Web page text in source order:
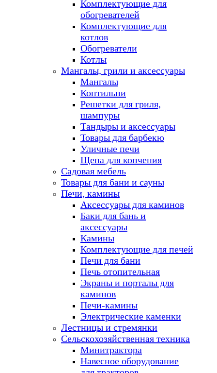
Комплектующие для
обогревателей
Комплектующие для
котлов
Обогреватели
Котлы
Мангалы, грили и аксессуары
Мангалы
Коптильни
Решетки для гриля,
шампуры
Тандыры и аксессуары
Товары для барбекю
Уличные печи
Щепа для копчения
Садовая мебель
Товары для бани и сауны
Печи, камины
Аксессуары для каминов
Баки для бань и
аксессуары
Камины
Комплектующие для печей
Печи для бани
Печь отопительная
Экраны и порталы для
каминов
Печи-камины
Электрические каменки
Лестницы и стремянки
Сельскохозяйственная техника
Минитрактора
Навесное оборудование